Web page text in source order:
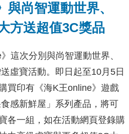
與尚智運動世界、
方送超值3C獎品
這次分別與尚智運動世界、
虛寶活動。即日起至10月5日
買印有《海K王online》遊戲
感新鮮屋」系列產品，將可
各一組，如在活動網頁登錄購